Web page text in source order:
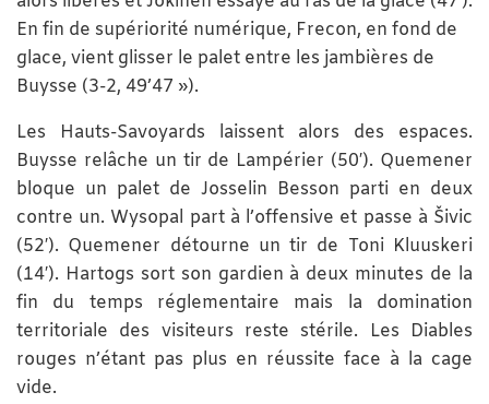
En fin de supériorité numérique, Frecon, en fond de
glace, vient glisser le palet entre les jambières de
Buysse (3-2, 49’47 »).
Les Hauts-Savoyards laissent alors des espaces.
Buysse relâche un tir de Lampérier (50′). Quemener
bloque un palet de Josselin Besson parti en deux
contre un. Wysopal part à l’offensive et passe à Šivic
(52′). Quemener détourne un tir de Toni Kluuskeri
(14′). Hartogs sort son gardien à deux minutes de la
fin du temps réglementaire mais la domination
territoriale des visiteurs reste stérile. Les Diables
rouges n’étant pas plus en réussite face à la cage
vide.